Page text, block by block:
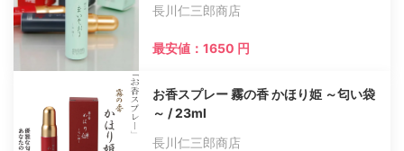
長川仁三郎商店
最安値：1650 円
お香スプレー 霧の香 かほり姫 ～匂い袋
～ / 23ml
長川仁三郎商店